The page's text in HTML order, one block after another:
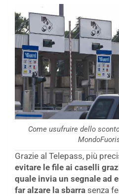
Come usufruire dello
Grazie al Telepass, più
evitare le file ai caselli
quale invia un segnale ad
far alzare la sbarra senza